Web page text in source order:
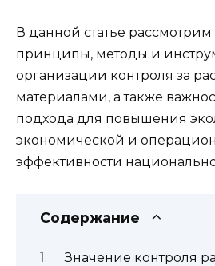
В данной статье
принципы, методы и
организации контроля за
материалами, а также
подхода для повышения
экономической и
эффективности
Содержание
Значение контроля